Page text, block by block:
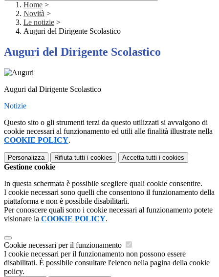
Home >
Novità >
Le notizie >
Auguri del Dirigente Scolastico
Auguri del Dirigente Scolastico
Auguri dal Dirigente Scolastico
Notizie
Questo sito o gli strumenti terzi da questo utilizzati si avvalgono di
cookie necessari al funzionamento ed utili alle finalità illustrate nella
COOKIE POLICY.
Personalizza Rifiuta tutti i cookies Accetta tutti i cookies
Gestione cookie
In questa schermata è possibile scegliere quali cookie consentire.
I cookie necessari sono quelli che consentono il funzionamento della
piattaforma e non è possibile disabilitarli.
Per conoscere quali sono i cookie necessari al funzionamento potete
visionare la COOKIE POLICY.
Cookie necessari per il funzionamento
I cookie necessari per il funzionamento non possono essere
disabilitati. È possibile consultare l'elenco nella pagina della cookie
policy.